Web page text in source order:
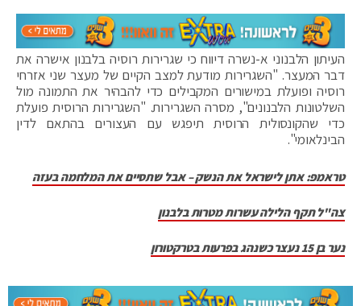
העיתון הלבנוני א-נשרה דיווח כי שגרירות רוסיה בלבנון אישרה את
דבר המעצר. "השגרירות מודעת למצב הקיים של מעצר שני אזרחי
רוסיה ופועלת במישורים המקבילים כדי להבהיר את התמונה מול
השלטונות הלבנונים", מסרה השגרירות. "השגרירות הרוסית פועלת
כדי שהקונסולית הרוסית תיפגש עם העצורים בהתאם לדין
הבינלאומי".
טראמפ: אתן לישראל את הנשק – אבל שתסיים את המלחמה בעזה
צה"ל תקף הלילה עשרות מטרות בלבנון
נער בן 15 נעצר כשנהג בפרעות בטרקטורון